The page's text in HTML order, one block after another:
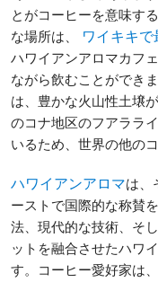
とがコーヒーを意味す
な場所は、
ワイキキで
ハワイアンアロマカフ
ながら飲むことができ
は、豊かな火山性土壌
のコナ地区のフアララ
いるため、世界の他の
ハワイアンアロマは、
ーストで国際的な称賛
法、現代的な技術、そ
ットを融合させたハワ
す。コーヒー愛好家は